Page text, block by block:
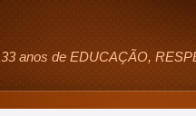
33 anos de EDUCAÇÃO,